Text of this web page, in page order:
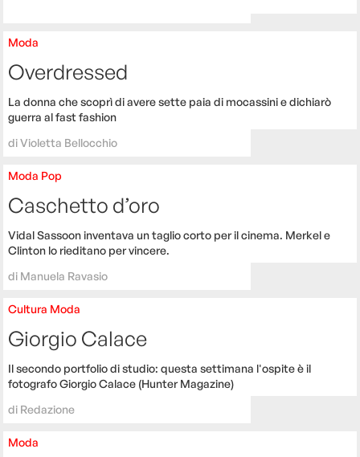
Moda
Overdressed
La donna che scoprì di avere sette paia di mocassini e dichiarò
guerra al fast fashion
diVioletta Bellocchio
Moda Pop
Caschetto d’oro
Vidal Sassoon inventava un taglio corto per il cinema. Merkel e
Clinton lo rieditano per vincere.
di Manuela Ravasio
Cultura Moda
Giorgio Calace
Il secondo portfolio di studio: questa settimana l'ospite è il
fotografo Giorgio Calace (Hunter Magazine)
di Redazione
Moda